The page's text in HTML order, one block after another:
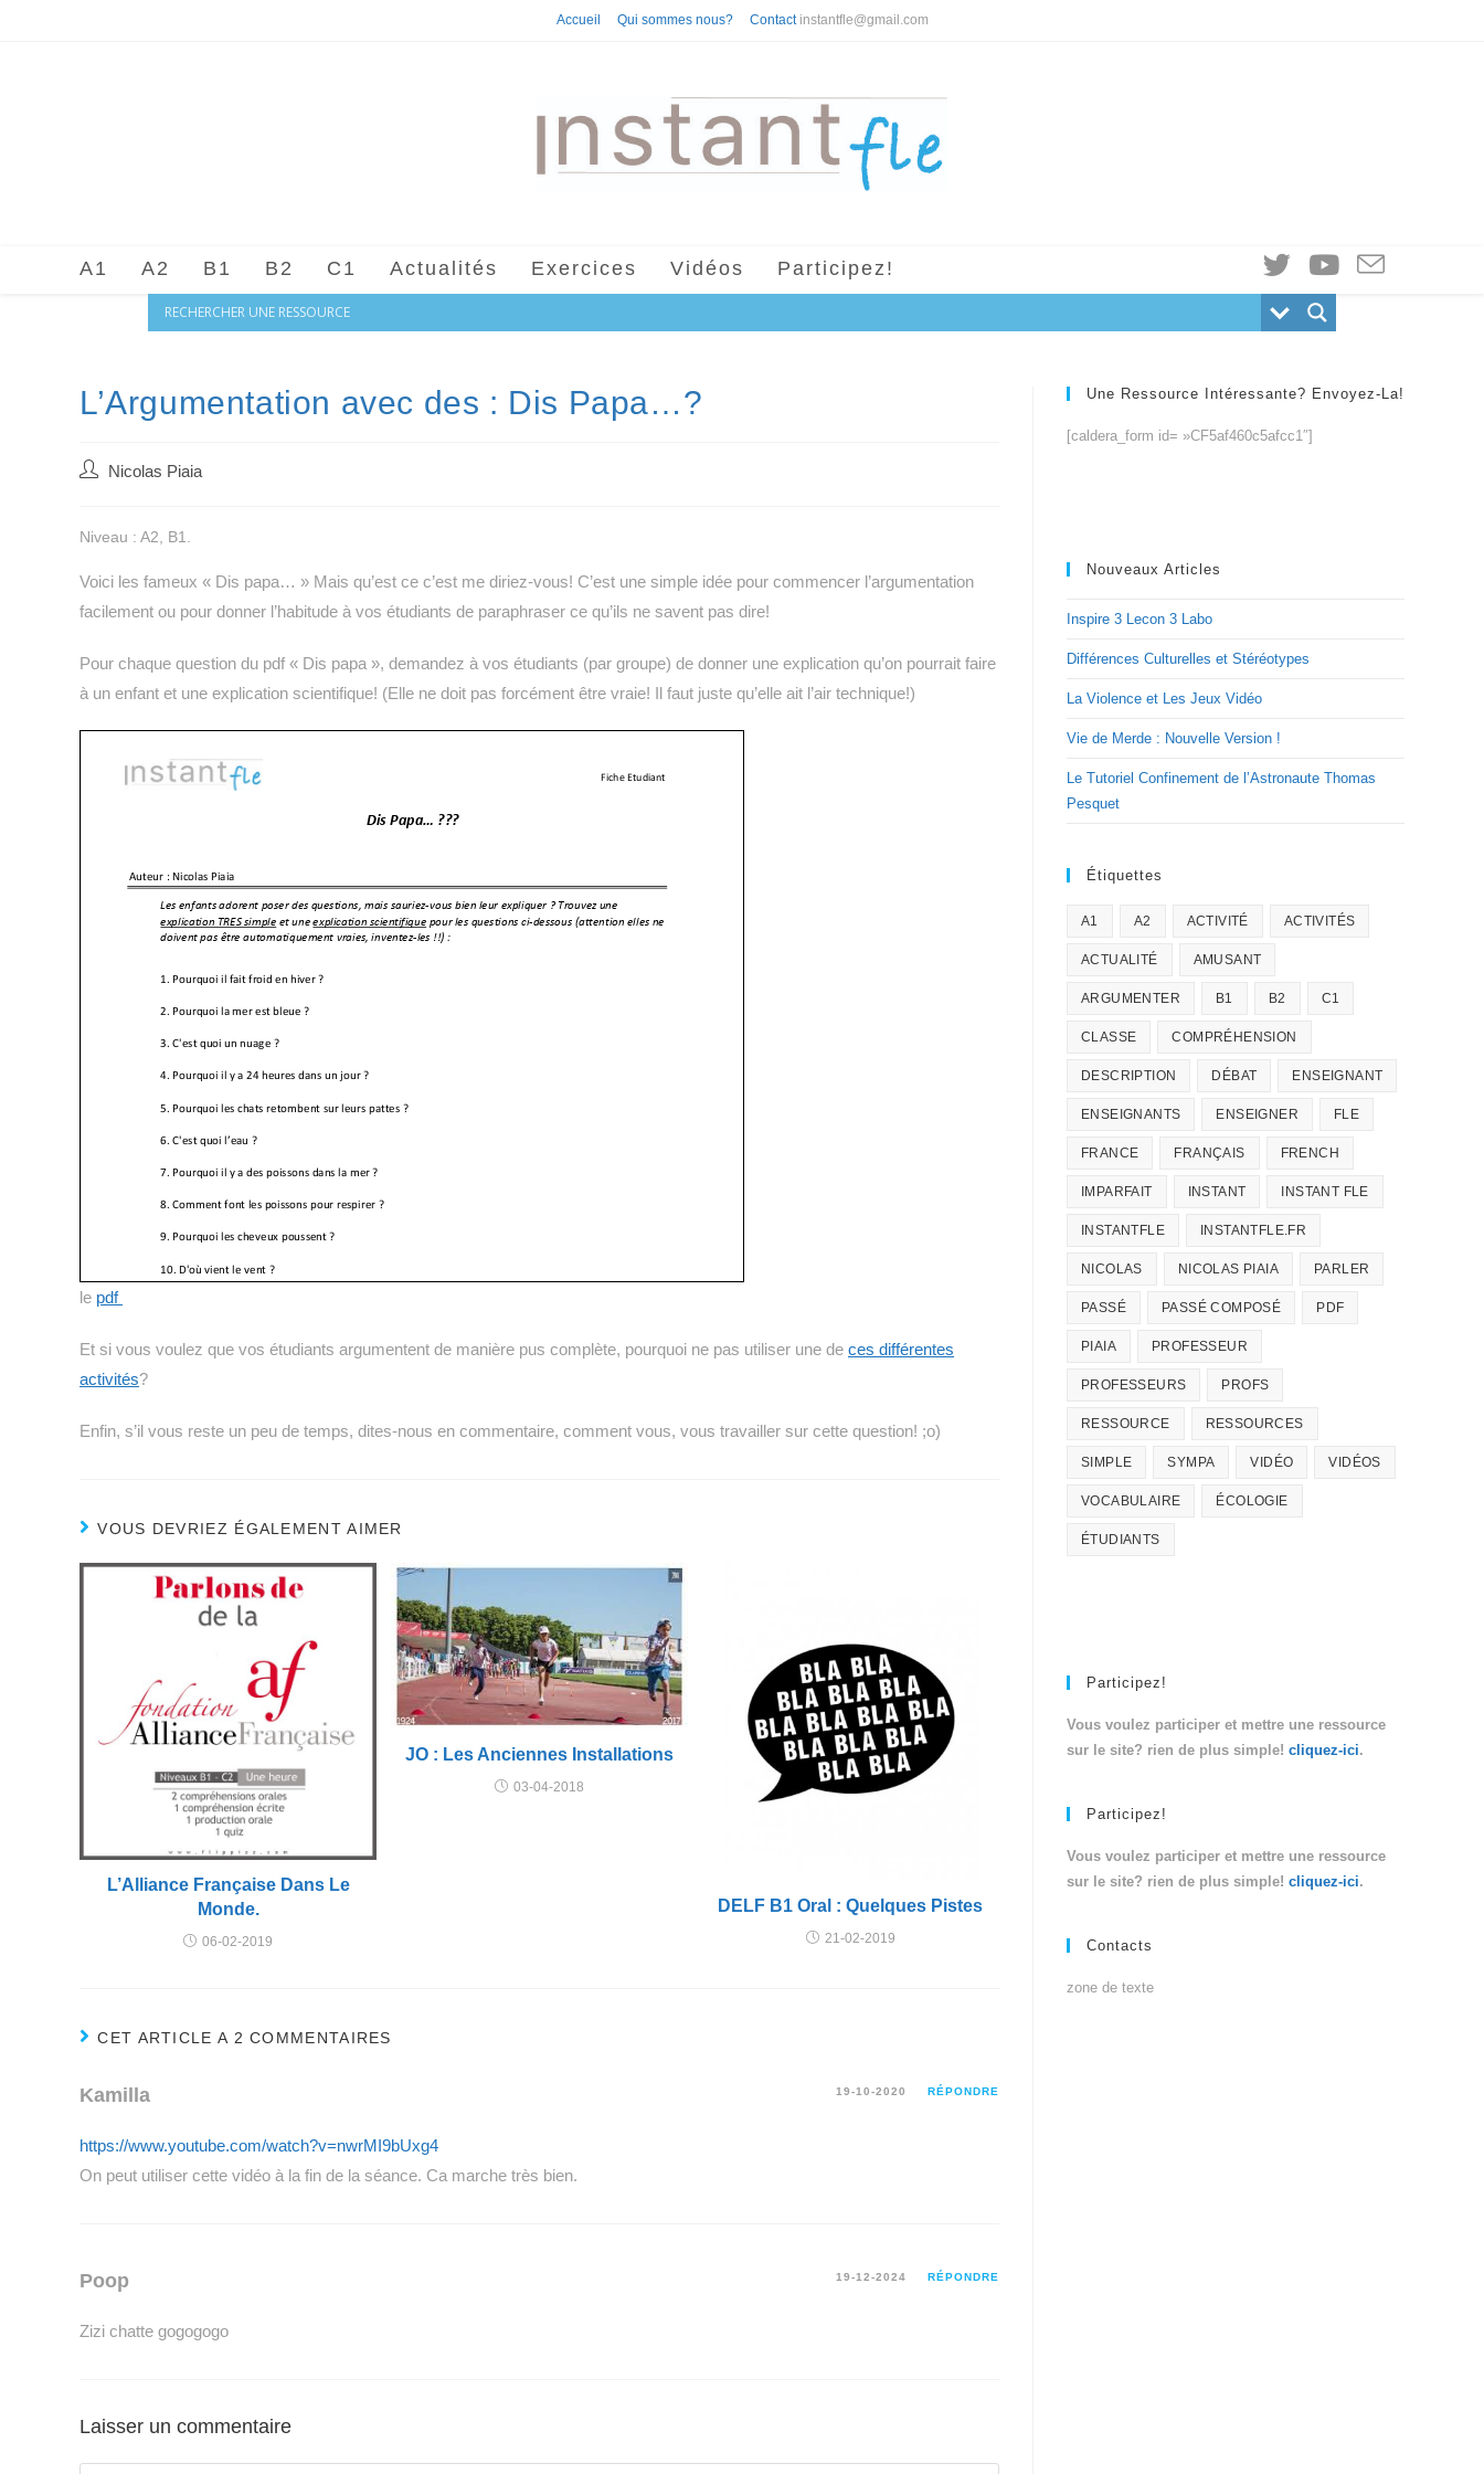
Accueil Qui sommes nous? Contact instantfle@gmail.com
A1 A2 B1 B2 C1 Actualités Exercices Vidéos Participez!
L’Argumentation avec des : Dis Papa…?
Auteur/autrice
publication :
Nicolas Piaia
Niveau : A2, B1.
Voici les fameux « Dis papa… » Mais qu’est ce c’est me diriez-vous! C’est une simple idée pour commencer l’argumentation
facilement ou pour donner l’habitude à vos étudiants de paraphraser ce qu’ils ne savent pas dire!
Pour chaque question du pdf « Dis papa », demandez à vos étudiants (par groupe) de donner une explication qu’on pourrait faire
à un enfant et une explication scientifique! (Elle ne doit pas forcément être vraie! Il faut juste qu’elle ait l’air technique!)
le pdf
Et si vous voulez que vos étudiants argumentent de manière pus complète, pourquoi ne pas utiliser une de ces différentes
activités?
Enfin, s’il vous reste un peu de temps, dites-nous en commentaire, comment vous, vous travailler sur cette question! ;o)
VOUS DEVRIEZ ÉGALEMENT AIMER
L’Alliance Française Dans Le
Monde.
06-02-2019
JO : Les Anciennes Installations
03-04-2018
DELF B1 Oral : Quelques Pistes
21-02-2019
CET ARTICLE A 2 COMMENTAIRES
Kamilla 19-10-2020 RÉPONDRE
https://www.youtube.com/watch?v=nwrMI9bUxg4
On peut utiliser cette vidéo à la fin de la séance. Ca marche très bien.
Poop 19-12-2024 RÉPONDRE
Zizi chatte gogogogo
Laisser un commentaire
Une Ressource Intéressante? Envoyez-La!
[caldera_form id= »CF5af460c5afcc1″]
Nouveaux Articles
Inspire 3 Lecon 3 Labo
Différences Culturelles et Stéréotypes
La Violence et Les Jeux Vidéo
Vie de Merde : Nouvelle Version !
Le Tutoriel Confinement de l’Astronaute Thomas
Pesquet
Étiquettes
A1 A2 ACTIVITÉ ACTIVITÉS
ACTUALITÉ AMUSANT
ARGUMENTER B1 B2 C1
CLASSE COMPRÉHENSION
DESCRIPTION DÉBAT ENSEIGNANT
ENSEIGNANTS ENSEIGNER FLE
FRANCE FRANÇAIS FRENCH
IMPARFAIT INSTANT INSTANT FLE
INSTANTFLE INSTANTFLE.FR
NICOLAS NICOLAS PIAIA PARLER
PASSÉ PASSÉ COMPOSÉ PDF
PIAIA PROFESSEUR
PROFESSEURS PROFS
RESSOURCE RESSOURCES
SIMPLE SYMPA VIDÉO VIDÉOS
VOCABULAIRE ÉCOLOGIE
ÉTUDIANTS
Participez!
Vous voulez participer et mettre une ressource
sur le site? rien de plus simple! cliquez-ici.
Participez!
Vous voulez participer et mettre une ressource
sur le site? rien de plus simple! cliquez-ici.
Contacts
zone de texte